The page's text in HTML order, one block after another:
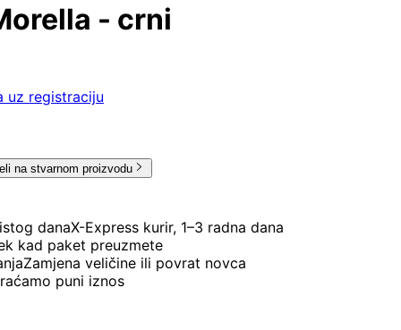
- crni
uz registraciju
na stvarnom proizvodu
danaX-Express kurir, 1–3 radna dana
kad paket preuzmete
Zamjena veličine ili povrat novca
puni iznos